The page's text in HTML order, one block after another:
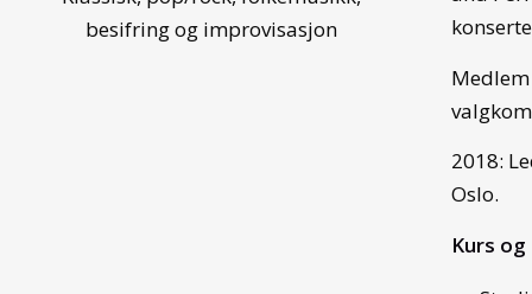
besifring og improvisasjon
2018:
Oslo.
Kurs